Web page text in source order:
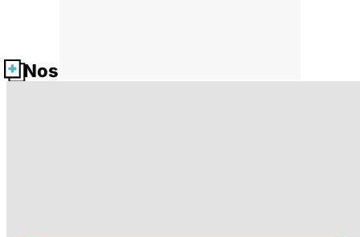
Nos fiches santé